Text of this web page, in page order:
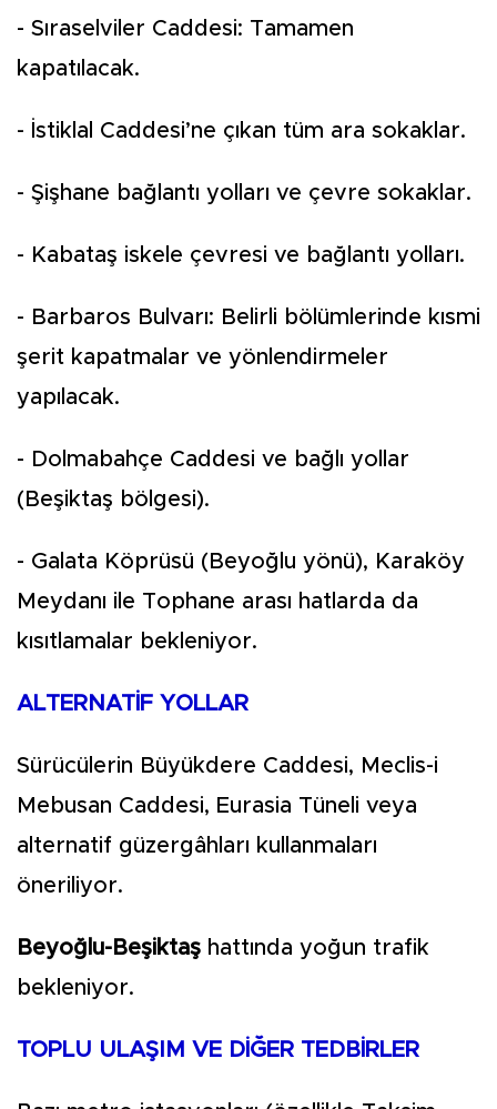
- Sıraselviler Caddesi: Tamamen
kapatılacak.
- İstiklal Caddesi’ne çıkan tüm ara sokaklar.
- Şişhane bağlantı yolları ve çevre sokaklar.
- Kabataş iskele çevresi ve bağlantı yolları.
- Barbaros Bulvarı: Belirli bölümlerinde kısmi
şerit kapatmalar ve yönlendirmeler
yapılacak.
- Dolmabahçe Caddesi ve bağlı yollar
(Beşiktaş bölgesi).
- Galata Köprüsü (Beyoğlu yönü), Karaköy
Meydanı ile Tophane arası hatlarda da
kısıtlamalar bekleniyor.
ALTERNATİF YOLLAR
Sürücülerin Büyükdere Caddesi, Meclis-i
Mebusan Caddesi, Eurasia Tüneli veya
alternatif güzergâhları kullanmaları
öneriliyor.
Beyoğlu-Beşiktaş hattında yoğun trafik
bekleniyor.
TOPLU ULAŞIM VE DİĞER TEDBİRLER